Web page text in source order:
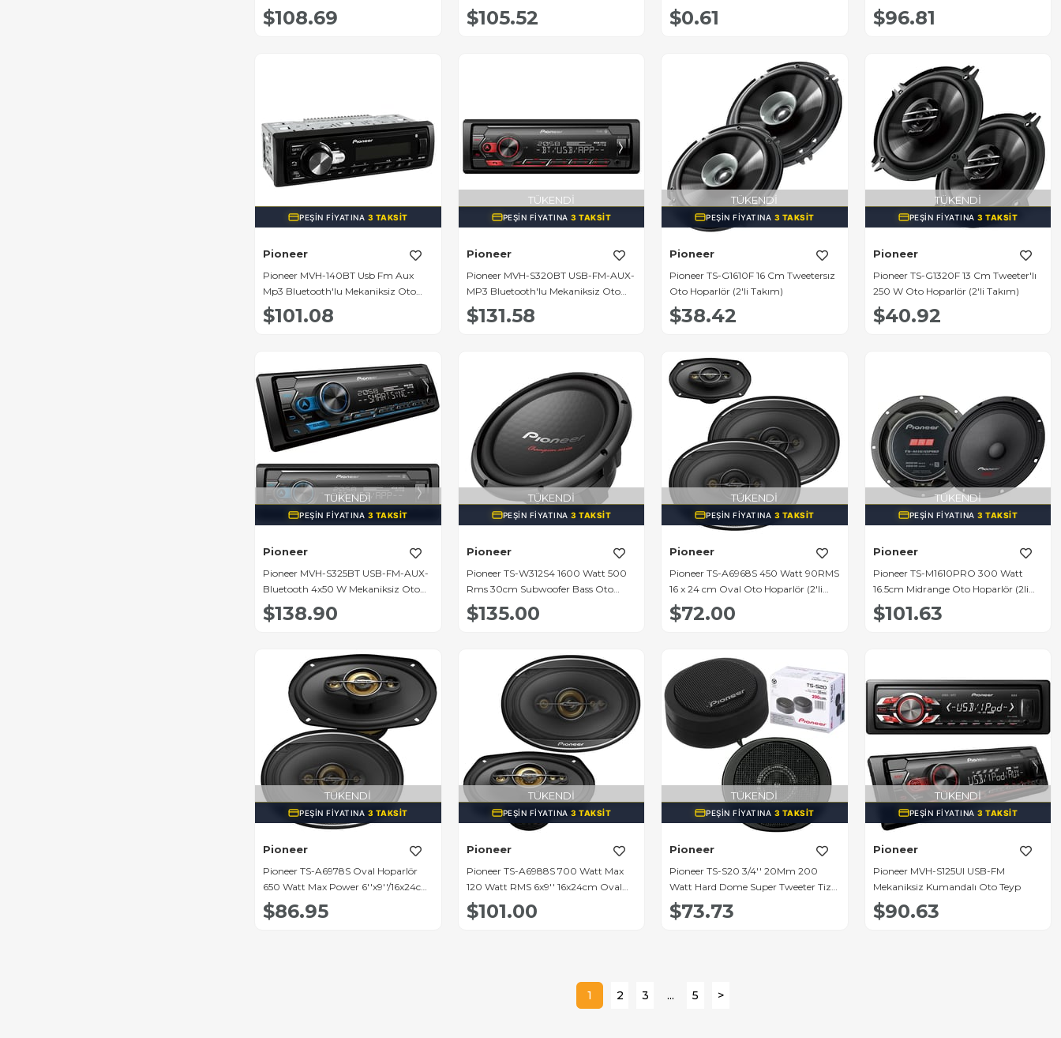
$108.69 $105.52
(Pioneer Soket)
$0.61
Teyp
$96.81
PEŞIN FIYATINA 3 TAKSIT
Pioneer
Pioneer MVH-140BT Usb Fm Aux
Mp3 Bluetooth'lu Mekaniksiz Oto
Teyp 4x50 Watt
$101.08
TÜKENDI
PEŞIN FIYATINA 3 TAKSIT
Pioneer
Pioneer MVH-S320BT USB-FM-AUX-
MP3 Bluetooth'lu Mekaniksiz Oto
Teyp 4x50 Watt
$131.58
TÜKENDI
PEŞIN FIYATINA 3 TAKSIT
Pioneer
Pioneer TS-G1610F 16 Cm Tweetersız
Oto Hoparlör (2'li Takım)
$38.42
TÜKENDI
PEŞIN FIYATINA 3 TAKSIT
Pioneer
Pioneer TS-G1320F 13 Cm Tweeter'lı
250 W Oto Hoparlör (2'li Takım)
$40.92
TÜKENDI
PEŞIN FIYATINA 3 TAKSIT
Pioneer
Pioneer MVH-S325BT USB-FM-AUX-
Bluetooth 4x50 W Mekaniksiz Oto
Teyp
$138.90
TÜKENDI
PEŞIN FIYATINA 3 TAKSIT
Pioneer
Pioneer TS-W312S4 1600 Watt 500
Rms 30cm Subwoofer Bass Oto
Hoparlör
$135.00
TÜKENDI
PEŞIN FIYATINA 3 TAKSIT
Pioneer
Pioneer TS-A6968S 450 Watt 90RMS
16 x 24 cm Oval Oto Hoparlör (2'li
Takım)
$72.00
TÜKENDI
PEŞIN FIYATINA 3 TAKSIT
Pioneer
Pioneer TS-M1610PRO 300 Watt
16.5cm Midrange Oto Hoparlör (2li
Paket)
$101.63
TÜKENDI
PEŞIN FIYATINA 3 TAKSIT
Pioneer
Pioneer TS-A6978S Oval Hoparlör
650 Watt Max Power 6''x9''/16x24cm
(2'li Takım)
$86.95
TÜKENDI
PEŞIN FIYATINA 3 TAKSIT
Pioneer
Pioneer TS-A6988S 700 Watt Max
120 Watt RMS 6x9'' 16x24cm Oval
Hoparlör (2'li Takım)
$101.00
TÜKENDI
PEŞIN FIYATINA 3 TAKSIT
Pioneer
Pioneer TS-S20 3/4'' 20Mm 200
Watt Hard Dome Super Tweeter Tiz
Hoparlör (2'LI Takım)
$73.73
TÜKENDI
PEŞIN FIYATINA 3 TAKSIT
Pioneer
Pioneer MVH-S125UI USB-FM
Mekaniksiz Kumandalı Oto Teyp
$90.63
1 2 3 ... 5 >